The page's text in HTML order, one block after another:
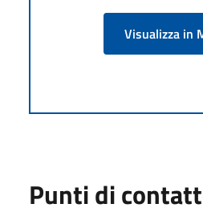
Visualizza in
Punti di